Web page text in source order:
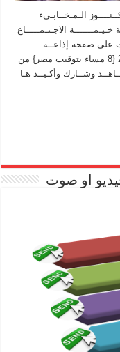
الـمـخــابـيء
خـيـمـــــــة الاجـتـمـــــاع
على صفحة إذاعــة
صــوت الأمــل الــدولـيــــة الأربعـاء 12/6/ 2019 {8 مساء بتوقيت مصر} من
وشــارك وأكـيــد هـا
او صوت